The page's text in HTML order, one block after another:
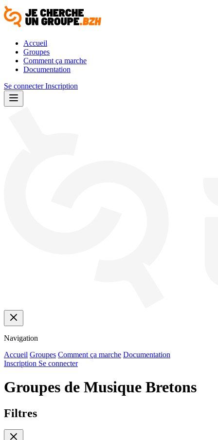
Accueil
Groupes
Comment ça marche
Documentation
Se connecterInscription
Navigation
Accueil Groupes Comment ça marche Documentation
Inscription Se connecter
Groupes de Musique Bretons
Filtres